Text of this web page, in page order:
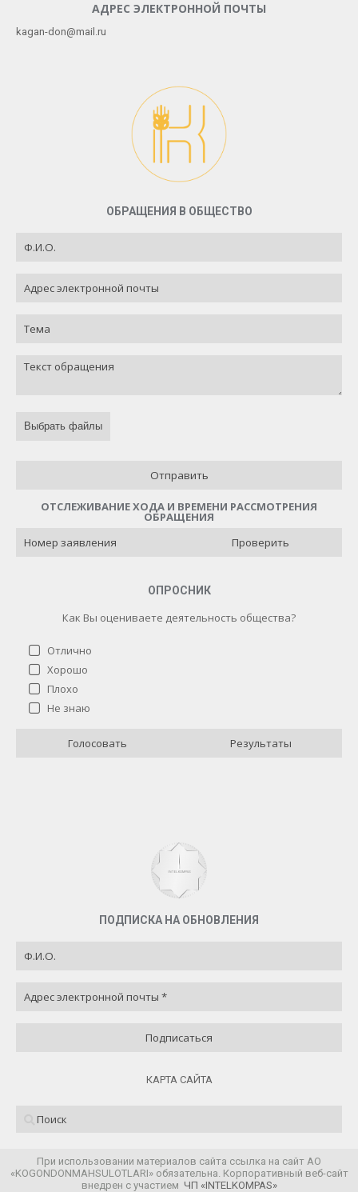
АДРЕС ЭЛЕКТРОННОЙ ПОЧТЫ
kagan-don@mail.ru
ОБРАЩЕНИЯ В ОБЩЕСТВО
Выбрать файлы
Отправить
ОТСЛЕЖИВАНИЕ ХОДА И ВРЕМЕНИ РАССМОТРЕНИЯ
ОБРАЩЕНИЯ
Проверить
ОПРОСНИК
Как Вы оцениваете деятельность общества?
Отлично
Хорошо
Плохо
Не знаю
Результаты
Голосовать
Как Вы оцениваете деятельность общества?
ПОДПИСКА НА ОБНОВЛЕНИЯ
КАРТА САЙТА
При использовании материалов сайта ссылка на сайт АО
«KOGONDONMAHSULOTLARI» обязательна. Корпоративный веб-сайт
внедрен с участием ЧП «INTELKOMPAS»